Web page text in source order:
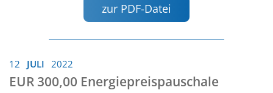
zur PDF-Datei
12 JULI 2022
EUR 300,00 Energiepreispauschale